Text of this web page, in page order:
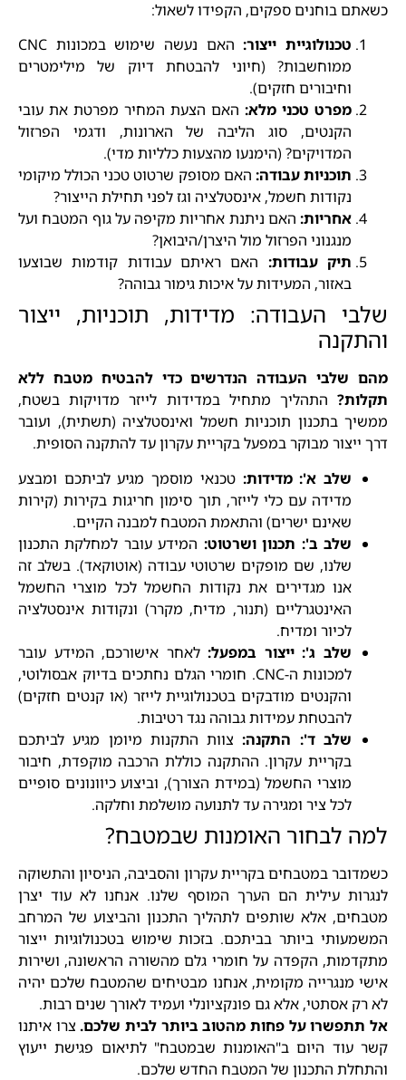
כשאתם בוחנים ספקים, הקפידו לשאול:
טכנולוגיית ייצור:
האם נעשה שימוש במכונות CNC
ממוחשבות? (חיוני להבטחת דיוק של מילימטרים
וחיבורים חזקים).
מפרט טכני מלא: האם הצעת המחיר מפרטת את עובי
הקנטים, סוג הליבה של הארונות, ודגמי הפרזול
המדויקים? (הימנעו מהצעות כלליות מדי).
תוכניות עבודה: האם מסופק שרטוט טכני הכולל מיקומי
נקודות חשמל, אינסטלציה וגז לפני תחילת הייצור?
אחריות: האם ניתנת אחריות מקיפה על גוף המטבח ועל
מנגנוני הפרזול מול היצרן/היבואן?
תיק עבודות: האם ראיתם עבודות קודמות שבוצעו
באזור, המעידות על איכות גימור גבוהה?
שלבי העבודה: מדידות, תוכניות, ייצור
והתקנה
מהם שלבי העבודה הנדרשים כדי להבטיח מטבח ללא
תקלות? התהליך מתחיל במדידות לייזר מדויקות בשטח,
ממשיך בתכנון תוכניות חשמל ואינסטלציה (תשתית), ועובר
דרך ייצור מבוקר במפעל בקריית עקרון עד להתקנה הסופית.
שלב א': מדידות: טכנאי מוסמך מגיע לביתכם ומבצע
מדידה עם כלי לייזר, תוך סימון חריגות בקירות (קירות
שאינם ישרים) והתאמת המטבח למבנה הקיים.
שלב ב': תכנון ושרטוט: המידע עובר למחלקת התכנון
שלנו, שם מופקים שרטוטי עבודה (אוטוקאד). בשלב זה
אנו מגדירים את נקודות החשמל לכל מוצרי החשמל
האינטגרליים (תנור, מדיח, מקרר) ונקודות אינסטלציה
לכיור ומדיח.
שלב ג': ייצור במפעל:לאחר אישורכם, המידע עובר
למכונות ה-CNC. חומרי הגלם נחתכים בדיוק אבסולוטי,
והקנטים מודבקים בטכנולוגיית לייזר (או קנטים חזקים)
להבטחת עמידות גבוהה נגד רטיבות.
שלב ד': התקנה:צוות התקנות מיומן מגיע לביתכם
בקריית עקרון. ההתקנה כוללת הרכבה מוקפדת, חיבור
מוצרי החשמל (במידת הצורך), וביצוע כיוונונים סופיים
לכל ציר ומגירה עד לתנועה מושלמת וחלקה.
למה לבחור האומנות שבמטבח?
כשמדובר במטבחים בקריית עקרון והסביבה, הניסיון והתשוקה
לנגרות עילית הם הערך המוסף שלנו. אנחנו לא עוד יצרן
מטבחים, אלא שותפים לתהליך התכנון והביצוע של המרחב
המשמעותי ביותר בביתכם. בזכות שימוש בטכנולוגיות ייצור
מתקדמות, הקפדה על חומרי גלם מהשורה הראשונה, ושירות
אישי מנגרייה מקומית, אנחנו מבטיחים שהמטבח שלכם יהיה
לא רק אסתטי, אלא גם פונקציונלי ועמיד לאורך שנים רבות.
אל תתפשרו על פחות מהטוב ביותר לבית שלכם. צרו איתנו
קשר עוד היום ב"האומנות שבמטבח" לתיאום פגישת ייעוץ
והתחלת התכנון של המטבח החדש שלכם.